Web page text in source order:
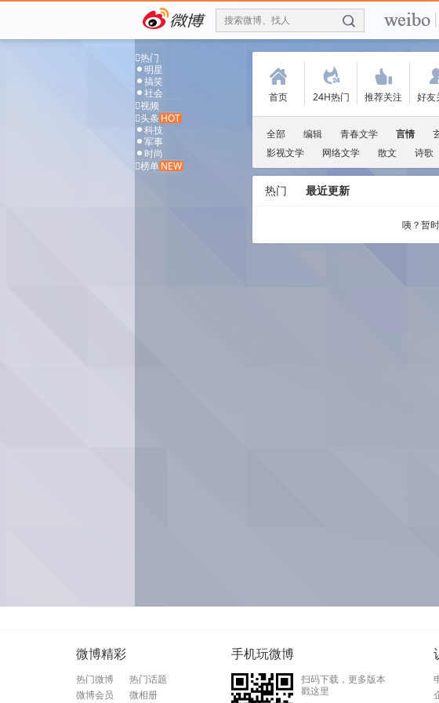
搜索微博、找人 f
热门
D 明星
D 搞笑
D 社会
视频
头条 HOT
D 科技
D 军事
D 时尚
榜单NEW
(
首页
.
24H热门
'
推荐关注 好友
全部 编辑 青春文学 言情
影视文学
网络文学 散文 诗歌
热门 最近更新
咦？暂
微博精彩
热门微博
热门话题
微博会员
微相册
手机玩微博
扫码下载，更多版本
戳这里